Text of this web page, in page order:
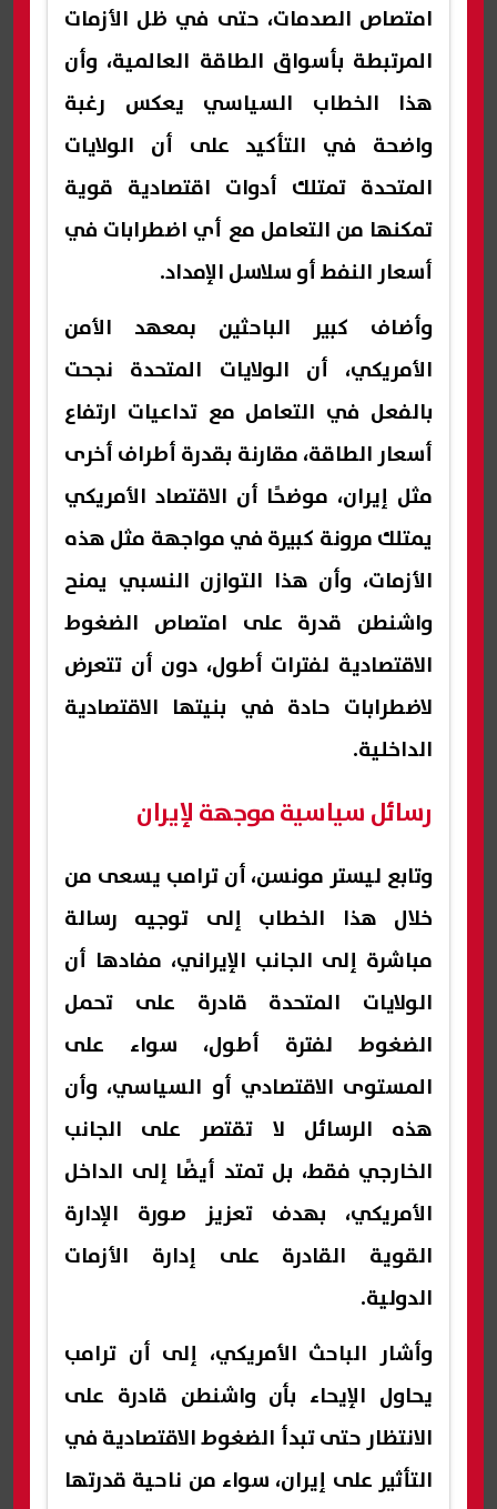
امتصاص الصدمات، حتى في ظل الأزمات
المرتبطة بأسواق الطاقة العالمية، وأن
هذا الخطاب السياسي يعكس رغبة
واضحة في التأكيد على أن الولايات
المتحدة تمتلك أدوات اقتصادية قوية
تمكنها من التعامل مع أي اضطرابات في
أسعار النفط أو سلاسل الإمداد.
وأضاف كبير الباحثين بمعهد الأمن
الأمريكي، أن الولايات المتحدة نجحت
بالفعل في التعامل مع تداعيات ارتفاع
أسعار الطاقة، مقارنة بقدرة أطراف أخرى
مثل إيران، موضحًا أن الاقتصاد الأمريكي
يمتلك مرونة كبيرة في مواجهة مثل هذه
الأزمات، وأن هذا التوازن النسبي يمنح
واشنطن قدرة على امتصاص الضغوط
الاقتصادية لفترات أطول، دون أن تتعرض
لاضطرابات حادة في بنيتها الاقتصادية
الداخلية.
رسائل سياسية موجهة لإيران
وتابع ليستر مونسن، أن ترامب يسعى من
خلال هذا الخطاب إلى توجيه رسالة
مباشرة إلى الجانب الإيراني، مفادها أن
الولايات المتحدة قادرة على تحمل
الضغوط لفترة أطول، سواء على
المستوى الاقتصادي أو السياسي، وأن
هذه الرسائل لا تقتصر على الجانب
الخارجي فقط، بل تمتد أيضًا إلى الداخل
الأمريكي، بهدف تعزيز صورة الإدارة
القوية القادرة على إدارة الأزمات
الدولية.
وأشار الباحث الأمريكي، إلى أن ترامب
يحاول الإيحاء بأن واشنطن قادرة على
الانتظار حتى تبدأ الضغوط الاقتصادية في
التأثير على إيران، سواء من ناحية قدرتها